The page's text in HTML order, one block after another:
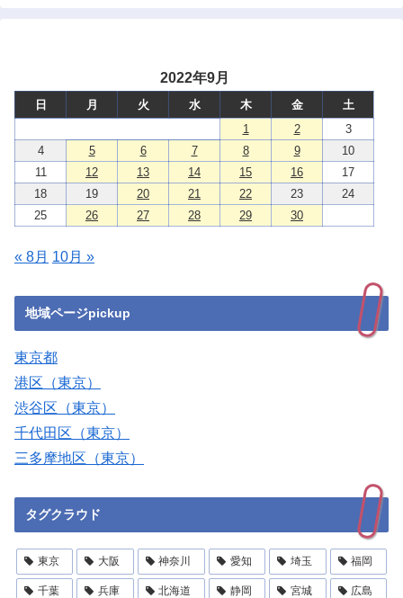
2022年9月
日 月 火 水 木 金
土
1
2
3
4
5 6 7 8 9
10
11
12 13 14 15 16
17
18
19 20 21 22 23
24
25
26 27 28 29 30
« 8月 10月 »
地域ページpickup
東京都
港区（東京）
渋谷区（東京）
千代田区（東京）
三多摩地区（東京）
タグクラウド
東京 大阪 神奈川 愛知 埼玉 福岡
千葉 兵庫 北海道 静岡 宮城 広島